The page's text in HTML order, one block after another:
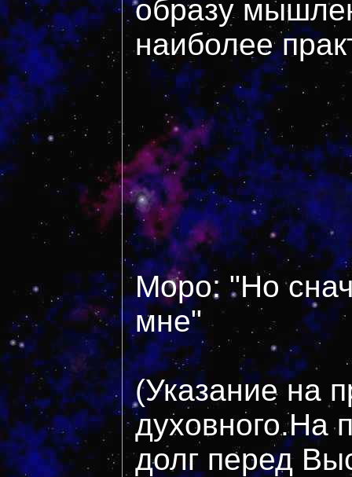
образу
наиболее
Моро: "Но
мне"
(Указание на
духовного.На
долг перед